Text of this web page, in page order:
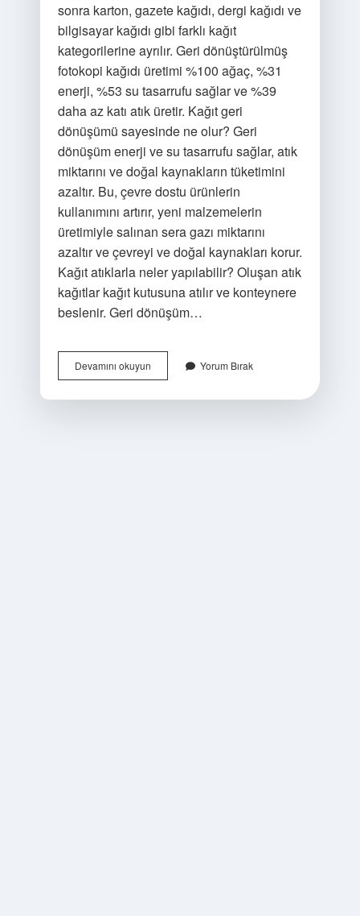
sonra karton, gazete kağıdı, dergi kağıdı ve
bilgisayar kağıdı gibi farklı kağıt
kategorilerine ayrılır. Geri dönüştürülmüş
fotokopi kağıdı üretimi %100 ağaç, %31
enerji, %53 su tasarrufu sağlar ve %39
daha az katı atık üretir. Kağıt geri
dönüşümü sayesinde ne olur? Geri
dönüşüm enerji ve su tasarrufu sağlar, atık
miktarını ve doğal kaynakların tüketimini
azaltır. Bu, çevre dostu ürünlerin
kullanımını artırır, yeni malzemelerin
üretimiyle salınan sera gazı miktarını
azaltır ve çevreyi ve doğal kaynakları korur.
Kağıt atıklarla neler yapılabilir? Oluşan atık
kağıtlar kağıt kutusuna atılır ve konteynere
beslenir. Geri dönüşüm…
Devamını okuyunKağıt
Geri
Yorum Bırak